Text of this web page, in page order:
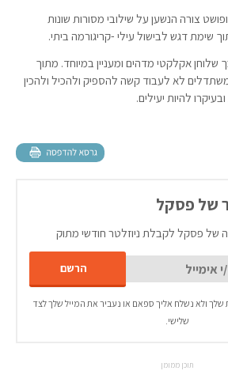
צורה הנשען על שילובי מסורות שונות
שימת דגש לבישול עילי -קריגורמה ביתי.
שלוחן אקלקטי מדהים ומעניין במיוחד. מתוך
לא לעבוד קשה להספיק ולהכיל ולהכין
להיות יעילים.
של פסקל
של פסקל לקבלת ניוזלטר חודשי מתוק
ולא נשלח אליך ספאם או נעביר את המייל שלך לצד
שלישי.
תוכן ממומן